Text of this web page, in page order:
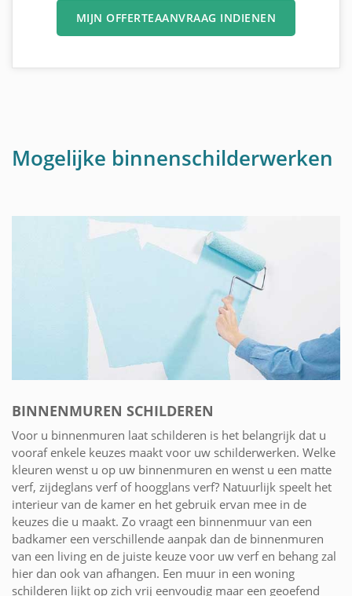
MIJN OFFERTEAANVRAAG INDIENEN
Mogelijke binnenschilderwerken
BINNENMUREN SCHILDEREN
Voor u binnenmuren laat schilderen is het belangrijk dat u
vooraf enkele keuzes maakt voor uw schilderwerken. Welke
kleuren wenst u op uw binnenmuren en wenst u een matte
verf, zijdeglans verf of hoogglans verf? Natuurlijk speelt het
interieur van de kamer en het gebruik ervan mee in de
keuzes die u maakt. Zo vraagt een binnenmuur van een
badkamer een verschillende aanpak dan de binnenmuren
van een living en de juiste keuze voor uw verf en behang zal
hier dan ook van afhangen. Een muur in een woning
schilderen lijkt op zich vrij eenvoudig maar een geoefend